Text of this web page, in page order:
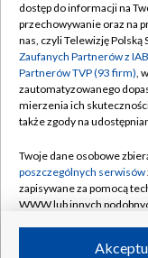
Abonament TVP
Emisja w TVP
Centrum
Naziemna
Rada Programowa
System NOS
Informacje o
dostęp do informacji na
przechowywanie oraz na
nas, czyli Telewizję Polską
Zaufanych Partnerów z
Partnerów TVP (93 firm),
zautomatyzowanego
mierzenia ich
także zgody na
Twoje dane osobowe
poszczególnych serwisów
zapisywane za pomocą
WWW lub innych
ruchu w Internecie.